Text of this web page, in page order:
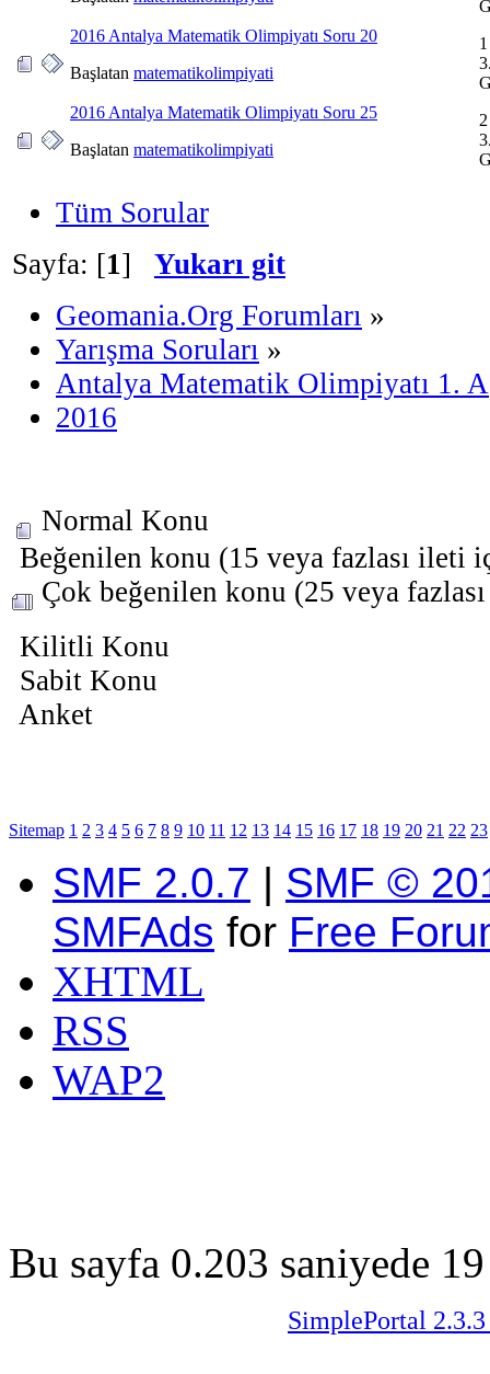
2016 Antalya Matematik Olimpiyatı Soru 20
Başlatan matematikolimpiyati
2016 Antalya Matematik Olimpiyatı Soru 25
Başlatan matematikolimpiyati
Tüm Sorular
Sayfa: [1] Yukarı git
Geomania.Org Forumları »
Yarışma Soruları »
Antalya Matematik Olimpiyatı 1.
2016
Normal Konu
Beğenilen konu (15 veya fazlası ileti
Çok beğenilen konu (25 veya
Kilitli Konu
Sabit Konu
Anket
Sitemap 1 2 3 4 5 6 7 8 9 10 11 12 13 14 15 16 17 18 19 20 21 22 23
SMF 2.0.7 | SMF ©
SMFAds for Free
XHTML
RSS
WAP2
Bu sayfa 0.203 saniyede
SimplePortal